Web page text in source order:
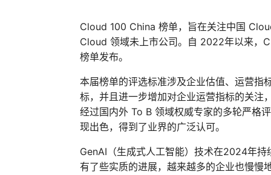
Cloud 100 China 榜单，旨在关注中国
Cloud 领域未上市公司。自 2022年以来，
榜单发布。
本届榜单的评选标准涉及企业估值、运营指
标，并且进一步增加对企业运营指标的关
经过国内外 To B 领域权威专家的多轮严格
现出色，得到了业界的广泛认可。
GenAI（生成式人工智能）技术在2024年
有了些实质的进展，越来越多的企业也慢